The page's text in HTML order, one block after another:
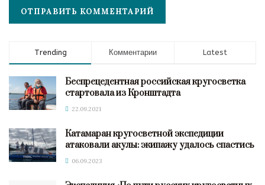
Trending Комментарии Latest
Беспрецедентная российская кругосветка
стартовала из Кронштадта
22.09.2021
Катамаран кругосветной экспедиции
атаковали акулы: экипажу удалось спастись
06.09.2023